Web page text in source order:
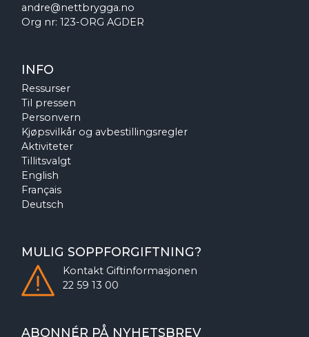
andre@nettbrygga.no
Org nr: 123-ORG AGDER
INFO
Ressurser
Til pressen
Personvern
Kjøpsvilkår og avbestillingsregler
Aktiviteter
Tillitsvalgt
English
Français
Deutsch
MULIG SOPPFORGIFTNING?
Kontakt Giftinformasjonen
22 59 13 00
ABONNÉR PÅ NYHETSBREV